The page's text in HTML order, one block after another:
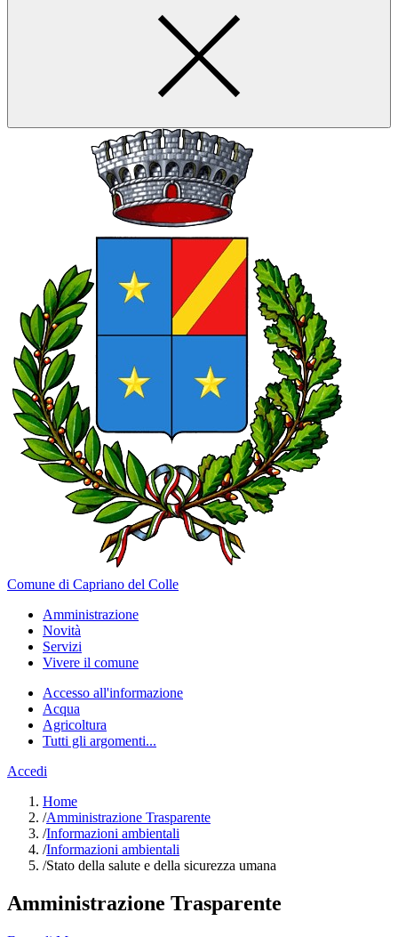
Comune di Capriano del Colle
Amministrazione
Novità
Servizi
Vivere il comune
Accesso all'informazione
Acqua
Agricoltura
Tutti gli argomenti...
Accedi
Home
/Amministrazione Trasparente
/Informazioni ambientali
/Informazioni ambientali
/Stato della salute e della sicurezza umana
Amministrazione Trasparente